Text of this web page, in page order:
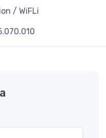
/ WiFLi